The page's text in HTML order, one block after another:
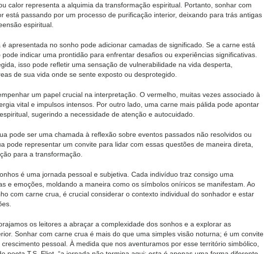
calor representa a alquimia da transformação espiritual. Portanto, sonhar com
está passando por um processo de purificação interior, deixando para trás antigas
espiritual.
apresentada no sonho pode adicionar camadas de significado. Se a carne está
indicar uma prontidão para enfrentar desafios ou experiências significativas.
isso pode refletir uma sensação de vulnerabilidade na vida desperta,
de sua vida onde se sente exposto ou desprotegido.
um papel crucial na interpretação. O vermelho, muitas vezes associado à
vital e impulsos intensos. Por outro lado, uma carne mais pálida pode apontar
sugerindo a necessidade de atenção e autocuidado.
pode ser uma chamada à reflexão sobre eventos passados não resolvidos ou
pode representar um convite para lidar com essas questões de maneira direta,
para a transformação.
é uma jornada pessoal e subjetiva. Cada indivíduo traz consigo uma
e emoções, moldando a maneira como os símbolos oníricos se manifestam. Ao
com carne crua, é crucial considerar o contexto individual do sonhador e estar
os leitores a abraçar a complexidade dos sonhos e a explorar as
Sonhar com carne crua é mais do que uma simples visão noturna; é um convite
pessoal. À medida que nos aventuramos por esse território simbólico,